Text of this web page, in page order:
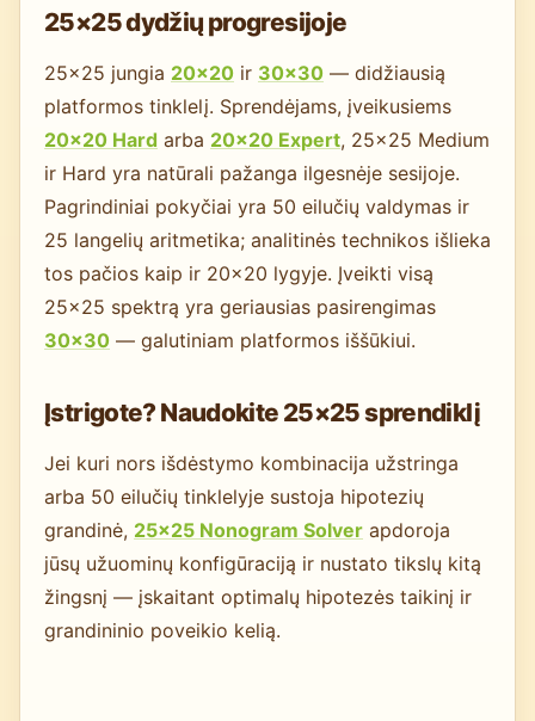
25×25 dydžių progresijoje
25×25 jungia 20×20 ir 30×30 — didžiausią
platformos tinklelį. Sprendėjams, įveikusiems
20×20 Hard arba 20×20 Expert, 25×25 Medium
ir Hard yra natūrali pažanga ilgesnėje sesijoje.
Pagrindiniai pokyčiai yra 50 eilučių valdymas ir
25 langelių aritmetika; analitinės technikos išlieka
tos pačios kaip ir 20×20 lygyje. Įveikti visą
25×25 spektrą yra geriausias pasirengimas
30×30 — galutiniam platformos iššūkiui.
Įstrigote? Naudokite 25×25 sprendiklį
Jei kuri nors išdėstymo kombinacija užstringa
arba 50 eilučių tinklelyje sustoja hipotezių
grandinė, 25×25 Nonogram Solver apdoroja
jūsų užuominų konfigūraciją ir nustato tikslų kitą
žingsnį — įskaitant optimalų hipotezės taikinį ir
grandininio poveikio kelią.